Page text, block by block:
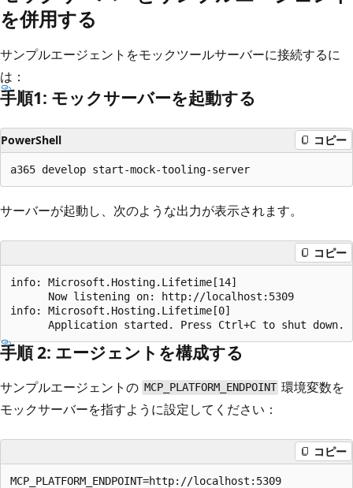
を併用する
サンプルエージェントをモックツールサーバーに接続するに
は：
手順1: モックサーバーを起動する
PowerShell コピー
サーバーが起動し、次のような出力が表示されます。
コピー
info: Microsoft.Hosting.Lifetime[14]
      Now listening on: http://localhost:5309
info: Microsoft.Hosting.Lifetime[0]
手順 2: エージェントを構成する
サンプルエージェントの MCP_PLATFORM_ENDPOINT 環境変数を
モックサーバーを指すように設定してください：
コピー